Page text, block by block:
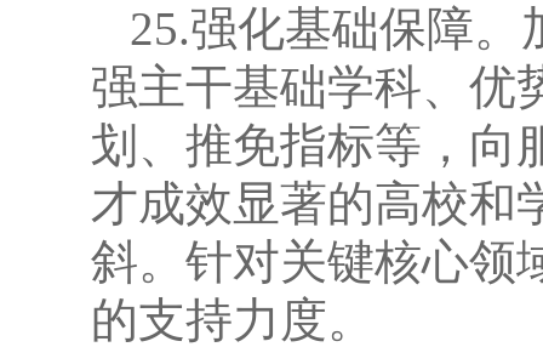
25.强化基础保障
强主干基础学科、优
划、推免指标等，向
才成效显著的高校和
斜。针对关键核心领
的支持力度。